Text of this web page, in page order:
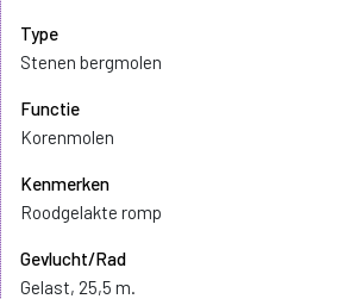
Type
Stenen bergmolen
Functie
Korenmolen
Kenmerken
Roodgelakte romp
Gevlucht/Rad
Gelast, 25,5 m.